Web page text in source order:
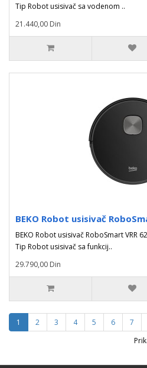
Tip Robot usisivač sa vodenom ..
21.440,00 Din
BEKO Robot usisivač
BEKO Robot usisivač RoboSmart VRR
Tip Robot usisivač sa funkcij..
29.790,00 Din
1 2 3 4 5 6 7